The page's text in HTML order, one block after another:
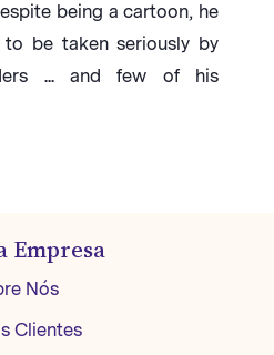
being a cartoon, he
to be taken seriously by
... and few of his
Empresa
Nós
Clientes